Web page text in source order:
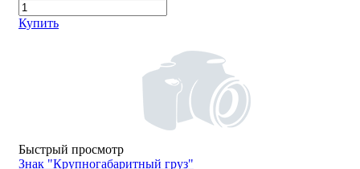
Купить
Быстрый просмотр
Знак "Крупногабаритный груз"